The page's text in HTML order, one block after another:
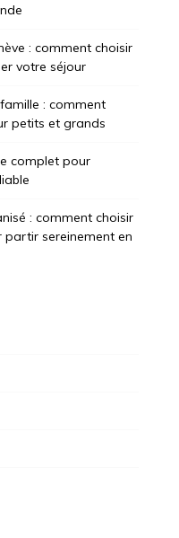
: comment choisir
votre séjour
: comment
petits et grands
complet pour
: comment choisir
sereinement en